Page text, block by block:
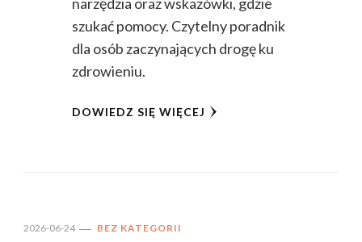
szukać pomocy. Czytelny poradnik
dla osób zaczynających drogę ku
zdrowieniu.
DOWIEDZ SIĘ WIĘCEJ
2026-06-24 BEZ KATEGORII